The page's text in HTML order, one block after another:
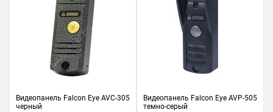
Видеопанель Falcon Eye AVC-305
черный
Видеопанель Falcon Eye AVP-505
темно-серый